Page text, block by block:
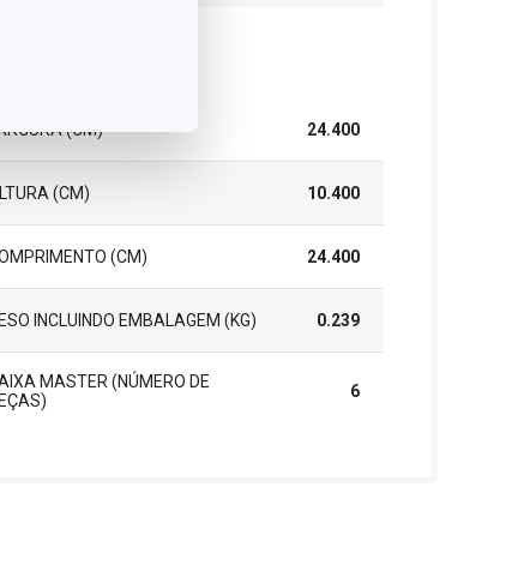
(CM) 24.400
(CM) 10.400
(CM) 24.400
INCLUINDO EMBALAGEM (KG) 0.239
MASTER (NÚMERO DE
6